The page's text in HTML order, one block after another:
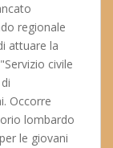
regionale
attuare la
civile
Occorre
lombardo
le giovani